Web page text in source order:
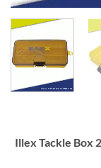
Illex Tackle Box